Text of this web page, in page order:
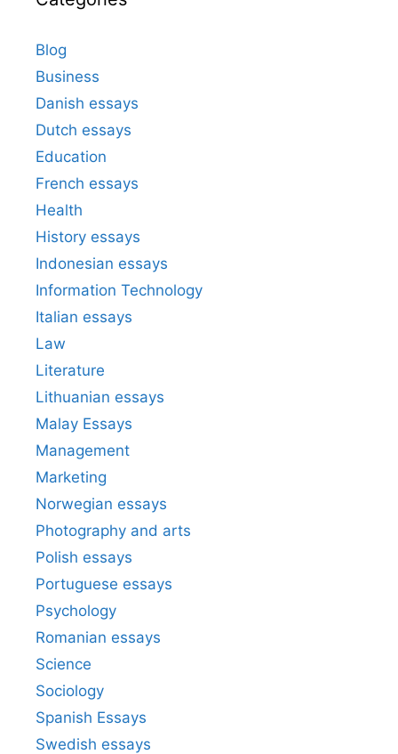
Blog
Business
Danish essays
Dutch essays
Education
French essays
Health
History essays
Indonesian essays
Information Technology
Italian essays
Law
Literature
Lithuanian essays
Malay Essays
Management
Marketing
Norwegian essays
Photography and arts
Polish essays
Portuguese essays
Psychology
Romanian essays
Science
Sociology
Spanish Essays
Swedish essays